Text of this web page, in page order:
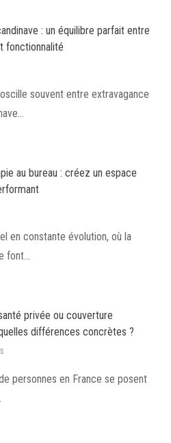
: un équilibre parfait entre
fonctionnalité
souvent entre extravagance
au bureau : créez un espace
en constante évolution, où la
font…
privée ou couverture
différences concrètes ?
personnes en France se posent